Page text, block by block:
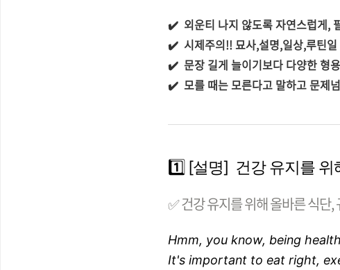
✔️ 외운티 나지 않도록 자연스럽게,
✔️ 시제주의!! 묘사,설명,일상,루틴일
✔️ 문장 길게 늘이기보다 다양한 형
✔️ 모를 때는 모른다고 말하고 문제
1️⃣ [설명] 건강 유지를
✅ 건강 유지를 위해 올바른 식단
Hmm, you know, being
It's important to eat right,